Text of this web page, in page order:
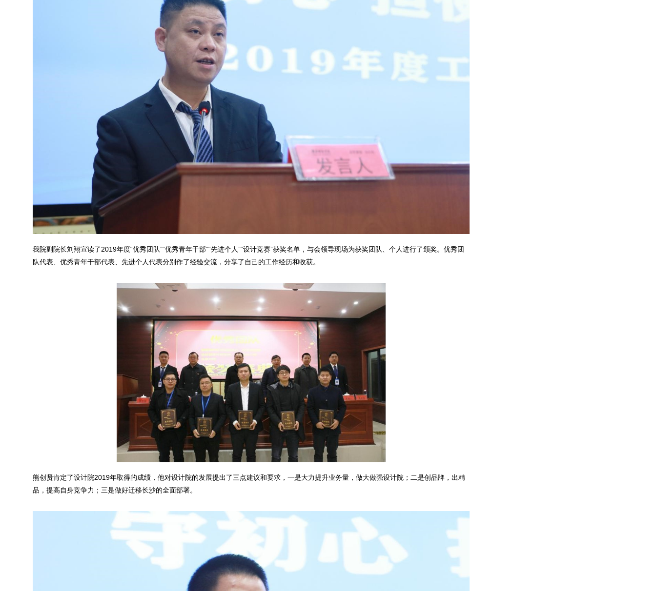
我院副院长刘翔宣读了2019年度“优秀团队”“优秀青年干部”“先进个人”“设计竞赛”获奖名单，与会领导现场为获奖团队、个人进行了颁奖。优秀团
队代表、优秀青年干部代表、先进个人代表分别作了经验交流，分享了自己的工作经历和收获。
熊创贤肯定了设计院2019年取得的成绩，他对设计院的发展提出了三点建议和要求，一是大力提升业务量，做大做强设计院；二是创品牌，出精
品，提高自身竞争力；三是做好迁移长沙的全面部署。